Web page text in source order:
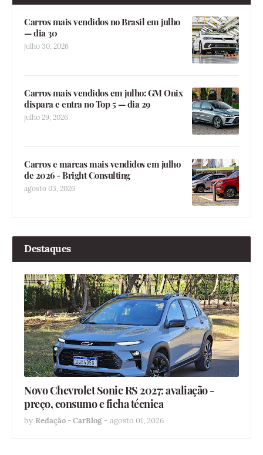
Carros mais vendidos no Brasil em julho
— dia 30
julho 30, 2026
Carros mais vendidos em julho: GM Onix
dispara e entra no Top 5 — dia 29
julho 29, 2026
Carros e marcas mais vendidos em julho
de 2026 - Bright Consulting
agosto 03, 2026
Destaques
Novo Chevrolet Sonic RS 2027: avaliação -
preço, consumo e ficha técnica
by Redação - CarBlog - agosto 01, 2026